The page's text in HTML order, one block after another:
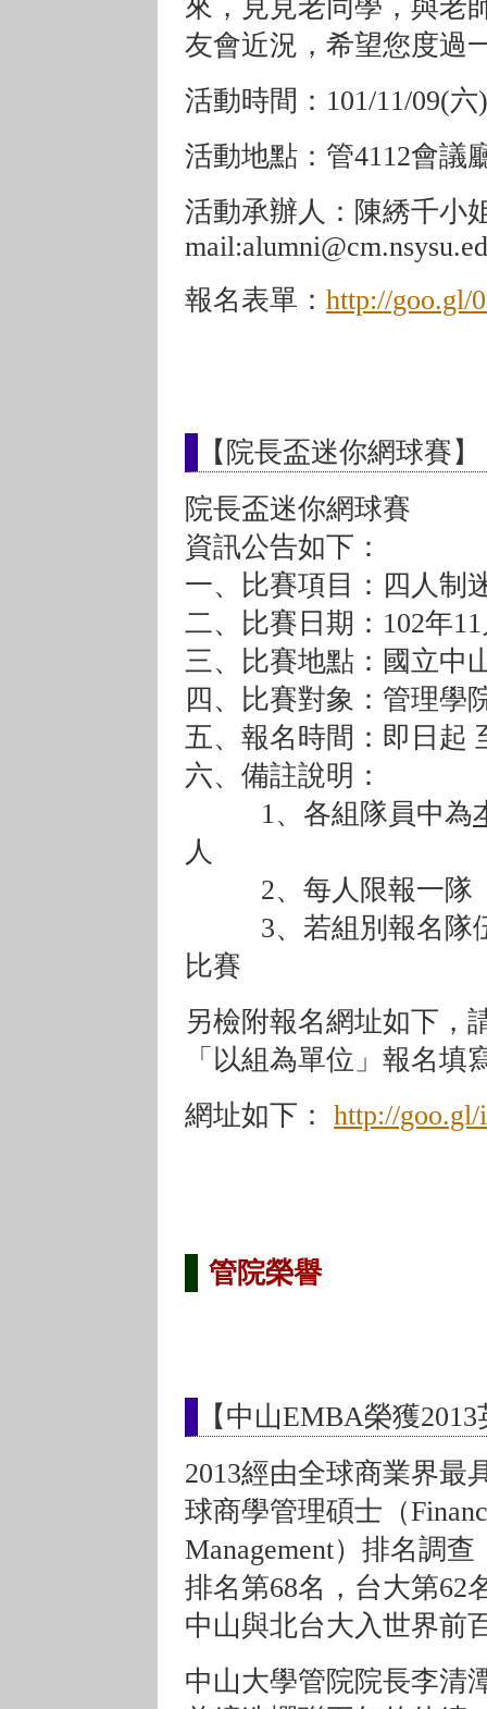
來，見見老同學，與老
友會近況，希望您度過
活動時間：101/11/09(六
活動地點：管4112會議
活動承辦人：陳綉千小
報名表單： http://goo.gl/
【院長盃迷你網球賽】
院長盃迷你網球賽
資訊公告如下：
一、比賽項目：四人制
二、比賽日期：102年
三、比賽地點：國立中
四、比賽對象：管理學
五、報名時間：即日起
六、備註說明：
1、各組隊員中為
人
2、每人限報一隊
3、若組別報名隊伍
比賽
另檢附報名網址如下，
「以組為單位」報名填
網址如下： http://
管院榮譽
【中山EMBA榮獲
2013經由全球商業界最
球商學管理碩士（
Management）排名調
排名第68名，台大第62
中山與北台大入世界前
中山大學管院院長李清